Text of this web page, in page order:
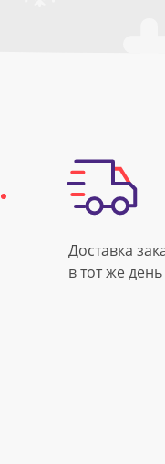
Доставка
в тот же день